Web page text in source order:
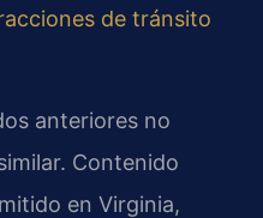
de tránsito
anteriores no
Contenido
en Virginia,